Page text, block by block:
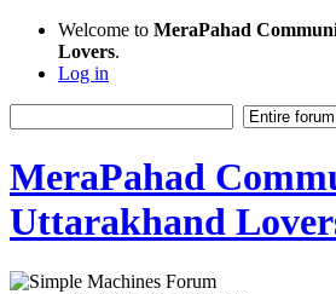
Welcome to MeraPahad
Lovers.
Log in
MeraPahad
Uttarakhand